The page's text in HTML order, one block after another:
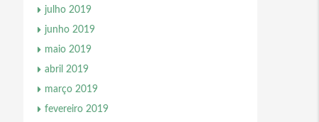
julho 2019
junho 2019
maio 2019
abril 2019
março 2019
fevereiro 2019